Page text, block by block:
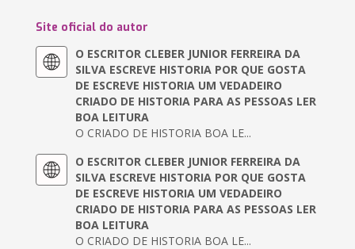
Site oficial do autor
O ESCRITOR CLEBER JUNIOR FERREIRA DA
SILVA ESCREVE HISTORIA POR QUE GOSTA
DE ESCREVE HISTORIA UM VEDADEIRO
CRIADO DE HISTORIA PARA AS PESSOAS LER
BOA LEITURA
O CRIADO DE HISTORIA BOA LE...
O ESCRITOR CLEBER JUNIOR FERREIRA DA
SILVA ESCREVE HISTORIA POR QUE GOSTA
DE ESCREVE HISTORIA UM VEDADEIRO
CRIADO DE HISTORIA PARA AS PESSOAS LER
BOA LEITURA
O CRIADO DE HISTORIA BOA LE...